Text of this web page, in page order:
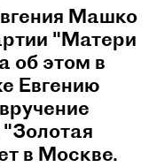
Машко
"Матери
об этом в
Евгению
в Москве.